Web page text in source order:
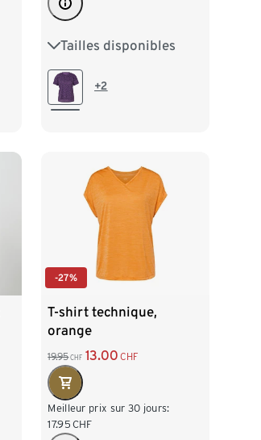
Tailles disponibles
XS 32/34 S 36/38
M 40/42+2
-27%
T-shirt technique,
orange
19.95 CHF 13.00 CHF
Meilleur prix sur 30 jours:
17.95 CHF